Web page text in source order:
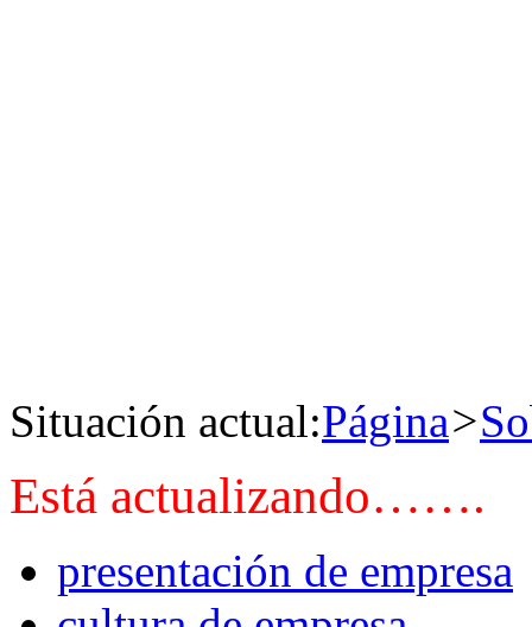
Situación actual:Página>
Está actualizando…….
presentación de empresa